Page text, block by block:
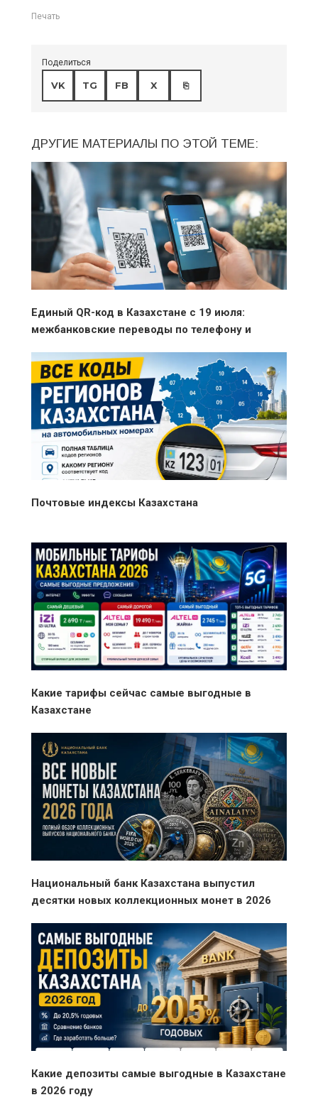
Печать
Поделиться
VK TG FB X ⎘
ДРУГИЕ МАТЕРИАЛЫ ПО ЭТОЙ ТЕМЕ:
Единый QR-код в Казахстане с 19 июля:
межбанковские переводы по телефону и
Почтовые индексы Казахстана
Какие тарифы сейчас самые выгодные в
Казахстане
Национальный банк Казахстана выпустил
десятки новых коллекционных монет в 2026
Какие депозиты самые выгодные в Казахстане
в 2026 году